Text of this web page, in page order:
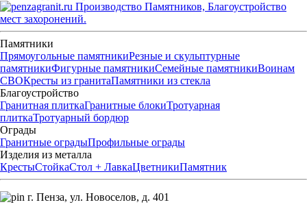
Производство Памятников, Благоустройство
мест захоронений.
Памятники
Прямоугольные памятникиРезные и скульптурные
памятникиФигурные памятникиСемейные памятникиВоинам
СВОКресты из гранитаПамятники из стекла
Благоустройство
Гранитная плиткаГранитные блокиТротуарная
плиткаТротуарный бордюр
Ограды
Гранитные оградыПрофильные ограды
Изделия из металла
КрестыСтойкаСтол + ЛавкаЦветникиПамятник
г. Пенза, ул. Новоселов, д. 401